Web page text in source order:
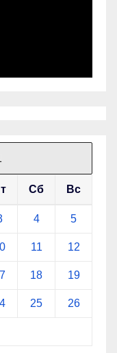
Сб Вс
4 5
11 12
18 19
25 26